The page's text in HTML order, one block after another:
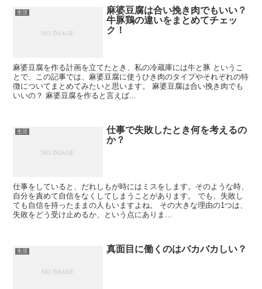
生活
麻婆豆腐は合い挽き肉でもいい？
牛豚鶏の違いをまとめてチェッ
ク！
麻婆豆腐を作る計画を立てたとき、私の冷蔵庫には牛と豚 というこ
とで、この記事では、麻婆豆腐に使うひき肉のタイプやそれぞれの特
徴についてまとめてみたいと思います。 麻婆豆腐は合い挽き肉でも
いいの？ 麻婆豆腐を作ると言えば...
生活
仕事で失敗したとき何を考えるの
か？
仕事をしていると、だれしもが時にはミスをします。そのような時、
自分を責めて自信をなくしてしまうことがあります。 でも、失敗し
ても自信を持ったままの人もいますよね。 その大きな理由の1つは、
失敗をどう受け止めるか、という点にありま...
生活 真面目に働くのはバカバカしい？